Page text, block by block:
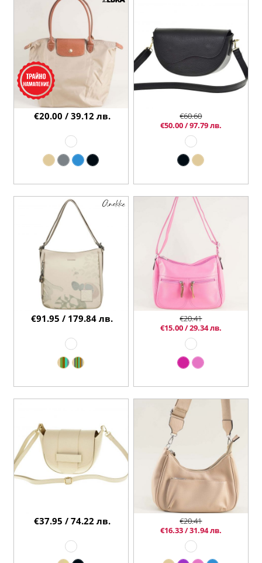
€20.00 / 39.12 лв.
€60.60
€50.00 / 97.79 лв.
€91.95 / 179.84 лв.
€20.41
€15.00 / 29.34 лв.
€37.95 / 74.22 лв.
€20.41
€16.33 / 31.94 лв.